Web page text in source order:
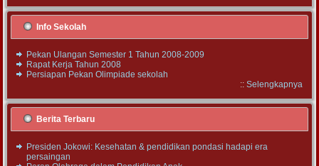
Info Sekolah
Pekan Ulangan Semester 1 Tahun 2008-2009
Rapat Kerja Tahun 2008
Persiapan Pekan Olimpiade sekolah
:: Selengkapnya
Berita Terbaru
Presiden Jokowi: Kesehatan & pendidikan pondasi hadapi era
persaingan